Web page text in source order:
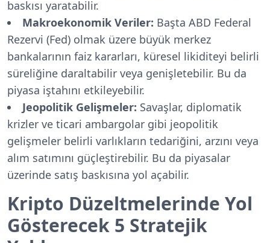
baskısı yaratabilir.
Makroekonomik Veriler: Başta ABD Federal
Rezervi (Fed) olmak üzere büyük merkez
bankalarının faiz kararları, küresel likiditeyi belirli
süreliğine daraltabilir veya genişletebilir. Bu da
piyasa iştahını etkileyebilir.
Jeopolitik Gelişmeler: Savaşlar, diplomatik
krizler ve ticari ambargolar gibi jeopolitik
gelişmeler belirli varlıkların tedariğini, arzını veya
alım satımını güçleştirebilir. Bu da piyasalar
üzerinde satış baskısına yol açabilir.
Kripto Düzeltmelerinde Yol
Gösterecek 5 Stratejik